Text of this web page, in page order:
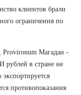
клиентов брали
ограничения по
Provironum Магадан -
рублей в стране не
экспортируется
противопоказания